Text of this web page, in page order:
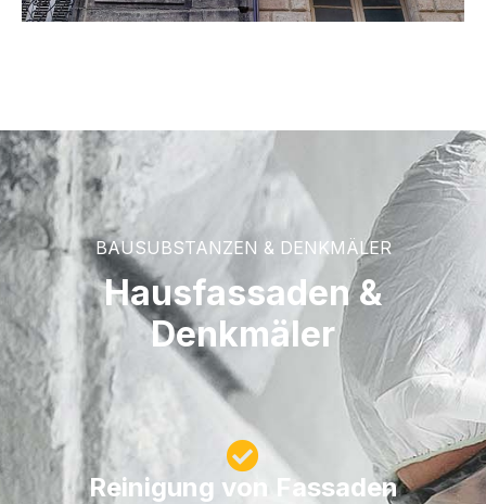
BAUSUBSTANZEN & DENKMÄLER
Hausfassaden &
Denkmäler
Reinigung von Fassaden